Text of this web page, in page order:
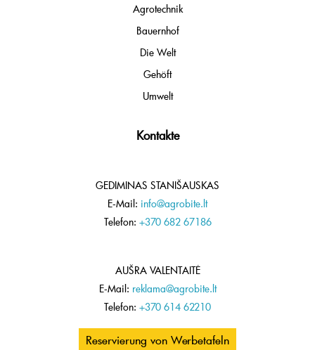
Agrotechnik
Bauernhof
Die Welt
Gehöft
Umwelt
Kontakte
GEDIMINAS STANIŠAUSKAS
E-Mail: info@agrobite.lt
Telefon: +370 682 67186
AUŠRA VALENTAITĖ
E-Mail: reklama@agrobite.lt
Telefon: +370 614 62210
Reservierung von Werbetafeln